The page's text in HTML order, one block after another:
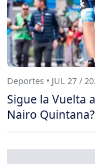
Deportes • JUL 27 /
Sigue la Vuelta
Nairo Quintana?